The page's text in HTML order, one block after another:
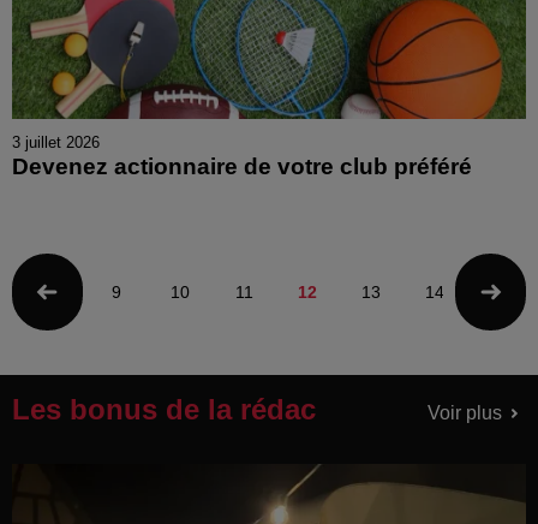
3 juillet 2026
Devenez actionnaire de votre club préféré
9 10 11 12 13 14 15
Les bonus de la rédac Voir plus